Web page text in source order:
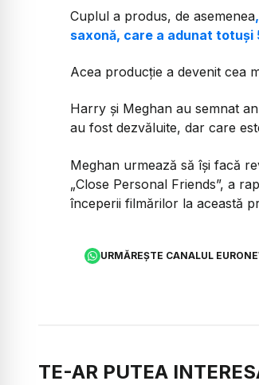
Cuplul a produs, de asemenea
saxonă, care a adunat totuși
Acea producție a devenit cea
Harry și Meghan au semnat
au fost dezvăluite, dar care
Meghan urmează să își facă
„Close Personal Friends”, a
începerii filmărilor la această
URMĂREȘTE CANALUL
TE-AR PUTEA